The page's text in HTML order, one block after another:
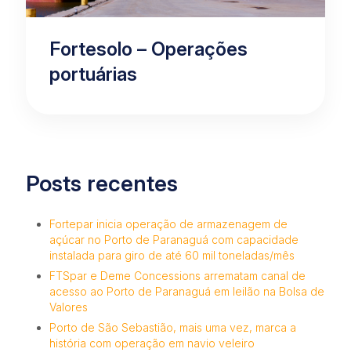
Fortesolo – Operações
portuárias
Posts recentes
Fortepar inicia operação de armazenagem de
açúcar no Porto de Paranaguá com capacidade
instalada para giro de até 60 mil toneladas/mês
FTSpar e Deme Concessions arrematam canal de
acesso ao Porto de Paranaguá em leilão na Bolsa de
Valores
Porto de São Sebastião, mais uma vez, marca a
história com operação em navio veleiro